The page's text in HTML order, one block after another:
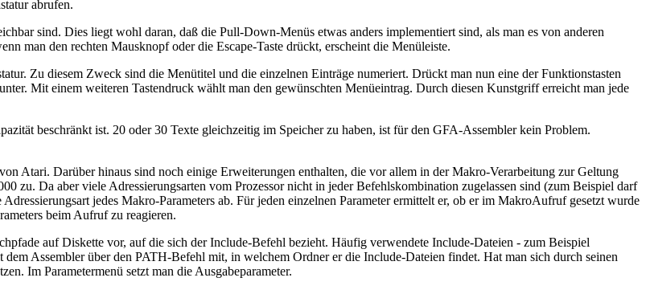
abrufen.
sind. Dies liegt wohl daran, daß die Pull-Down-Menüs etwas anders implementiert sind, als man es von anderen
man den rechten Mausknopf oder die Escape-Taste drückt, erscheint die Menüleiste.
Zu diesem Zweck sind die Menütitel und die einzelnen Einträge numeriert. Drückt man nun eine der Funktionstasten
Mit einem weiteren Tastendruck wählt man den gewünschten Menüeintrag. Durch diesen Kunstgriff erreicht man jede
beschränkt ist. 20 oder 30 Texte gleichzeitig im Speicher zu haben, ist für den GFA-Assembler kein Problem.
Atari. Darüber hinaus sind noch einige Erweiterungen enthalten, die vor allem in der Makro-Verarbeitung zur Geltung
zu. Da aber viele Adressierungsarten vom Prozessor nicht in jeder Befehlskombination zugelassen sind (zum Beispiel darf
jedes Makro-Parameters ab. Für jeden einzelnen Parameter ermittelt er, ob er im MakroAufruf gesetzt wurde
beim Aufruf zu reagieren.
auf Diskette vor, auf die sich der Include-Befehl bezieht. Häufig verwendete Include-Dateien - zum Beispiel
Assembler über den PATH-Befehl mit, in welchem Ordner er die Include-Dateien findet. Hat man sich durch seinen
Im Parametermenü setzt man die Ausgabeparameter.